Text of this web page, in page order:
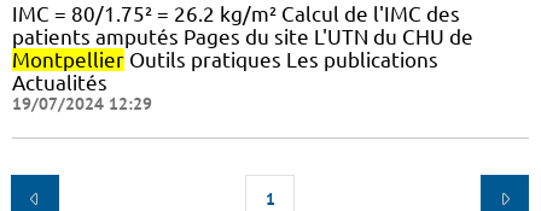
IMC = 80/1.75² = 26.2 kg/m² Calcul de l'IMC des
patients amputés Pages du site L'UTN du CHU de
Montpellier Outils pratiques Les publications
Actualités
19/07/2024 12:29
1